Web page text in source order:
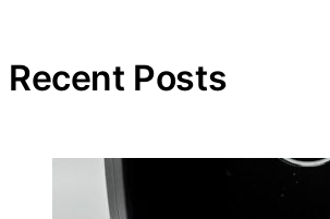
Recent Posts